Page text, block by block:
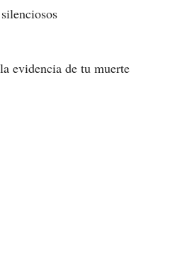
evidencia de tu muerte